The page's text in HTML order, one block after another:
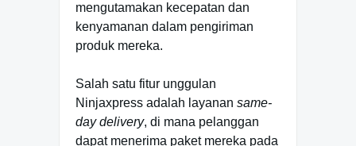
mengutamakan kecepatan dan
kenyamanan dalam pengiriman
produk mereka.
Salah satu fitur unggulan
Ninjaxpress adalah layanan same-
day delivery, di mana pelanggan
dapat menerima paket mereka pada